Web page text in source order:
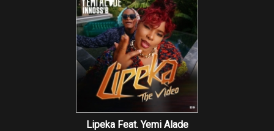
Lipeka Feat. Yemi Alade